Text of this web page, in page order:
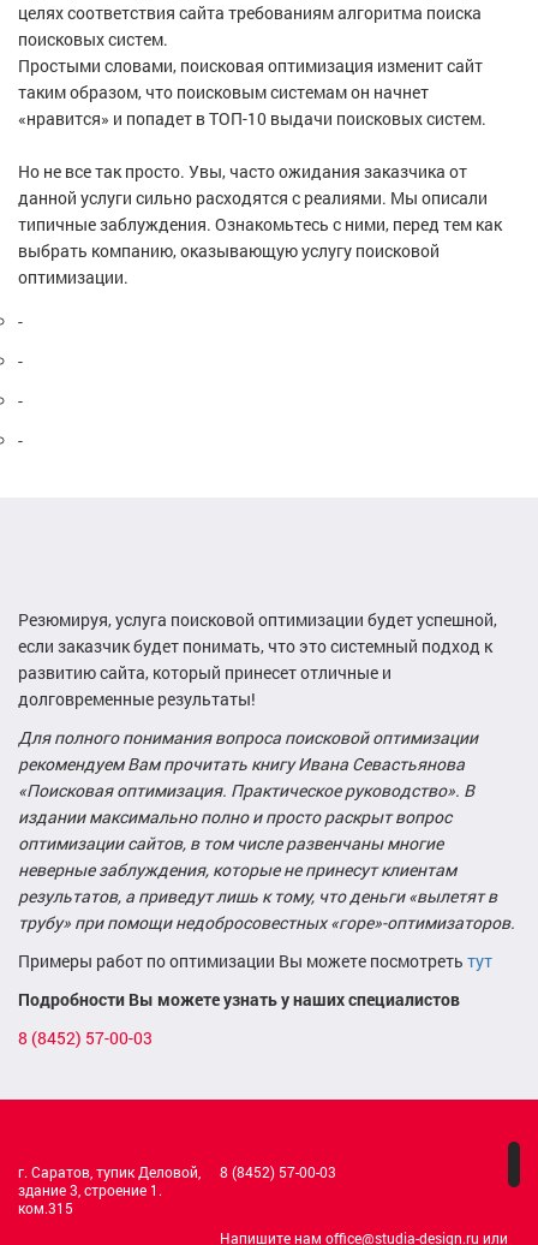
целях соответствия сайта требованиям алгоритма поиска
поисковых систем.
Простыми словами, поисковая оптимизация изменит сайт
таким образом, что поисковым системам он начнет
«нравится» и попадет в ТОП-10 выдачи поисковых систем.
Но не все так просто. Увы, часто ожидания заказчика от
данной услуги сильно расходятся с реалиями. Мы описали
типичные заблуждения. Ознакомьтесь с ними, перед тем как
выбрать компанию, оказывающую услугу поисковой
оптимизации.
-
-
-
-
Резюмируя, услуга поисковой оптимизации будет успешной,
если заказчик будет понимать, что это системный подход к
развитию сайта, который принесет отличные и
долговременные результаты!
Для полного понимания вопроса поисковой оптимизации
рекомендуем Вам прочитать книгу Ивана Севастьянова
«Поисковая оптимизация. Практическое руководство». В
издании максимально полно и просто раскрыт вопрос
оптимизации сайтов, в том числе развенчаны многие
неверные заблуждения, которые не принесут клиентам
результатов, а приведут лишь к тому, что деньги «вылетят в
трубу» при помощи недобросовестных «горе»-оптимизаторов.
Примеры работ по оптимизации Вы можете посмотреть тут
Подробности Вы можете узнать у наших специалистов
8 (8452) 57-00-03
г. Саратов, тупик Деловой,
здание 3, строение 1.
ком.315
8 (8452) 57-00-03
Напишите нам office@studia-design.ru или